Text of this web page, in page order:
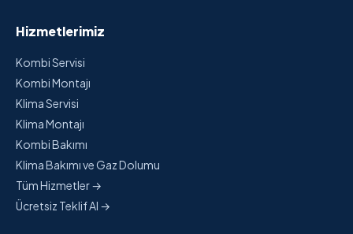
Hizmetlerimiz
Kombi Servisi
Kombi Montajı
Klima Servisi
Klima Montajı
Kombi Bakımı
Klima Bakımı ve Gaz Dolumu
Tüm Hizmetler →
Ücretsiz Teklif Al →